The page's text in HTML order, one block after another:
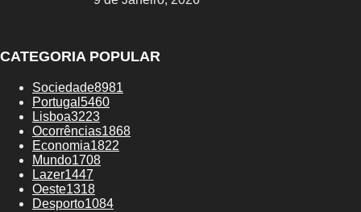
CATEGORIA POPULAR
Sociedade8981
Portugal 5460
Lisboa3223
Ocorrências1868
Economia1822
Mundo1708
Lazer1447
Oeste1318
Desporto1084